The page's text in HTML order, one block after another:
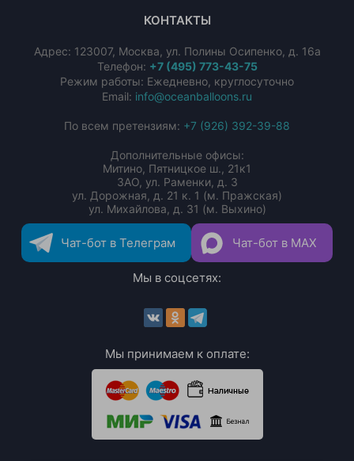
КОНТАКТЫ
Адрес: 123007, Москва, ул. Полины Осипенко, д. 16а
Телефон: +7 (495) 773-43-75
Режим работы: Ежедневно, круглосуточно
Email: info@oceanballoons.ru
По всем претензиям: +7 (926) 392-39-88
Дополнительные офисы:
Митино, Пятницкое ш., 21к1
ЗАО, ул. Раменки, д. 3
ул. Дорожная, д. 21 к. 1 (м. Пражская)
ул. Михайлова, д. 31 (м. Выхино)
Чат-бот в Телеграм Чат-бот в MAX
Мы в соцсетях:
Мы принимаем к оплате: